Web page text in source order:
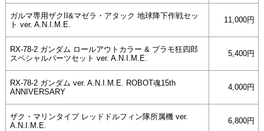
ガルマ専用ザクII&マゼラ・アタック 地球降下作戦セッ
ト ver. A.N.I.M.E.
11,000円
RX-78-2 ガンダム ロールアウトカラー & プラモ狂四郎
スペシャルパーツセット ver. A.N.I.M.E.
5,400円
RX-78-2 ガンダム ver. A.N.I.M.E. ROBOT魂15th
ANNIVERSARY
4,000円
ザク・マリンタイプ レッドドルフィン隊所属機 ver.
A.N.I.M.E.
6,800円